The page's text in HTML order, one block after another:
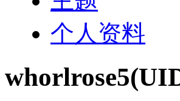
个人资料
whorlrose5